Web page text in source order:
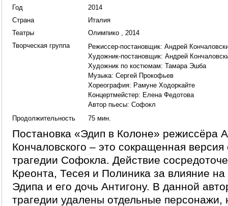
Год
2014
Страна
Италия
Театры
Олимпико , 2014
Творческая группа
Режиссер-постановщик: Андрей
Художник-постановщик: Андрей
Художник по костюмам: Тамара Эшба
Музыка: Сергей Прокофьев
Хореография: Рамуне Ходоркайте
Концертмейстер: Елена Федотова
Автор пьесы: Софокл
Продолжительность
75 мин.
Постановка «Эдип в Колоне» режиссёра
Кончаловского – это сокращенная
трагедии Софокла. Действие
Креонта, Тесея и Полиника за влияние
Эдипа и его дочь Антигону. В данной
трагедии удалены отдельные персонажи,